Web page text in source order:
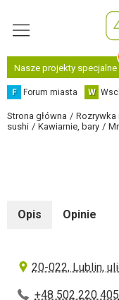
Nasze projekty specjalne
F Forum miasta W
Strona główna
sushi
Kawiarnie, bary
Opis Opinie
20-022, Lublin,
+48 502 220 405